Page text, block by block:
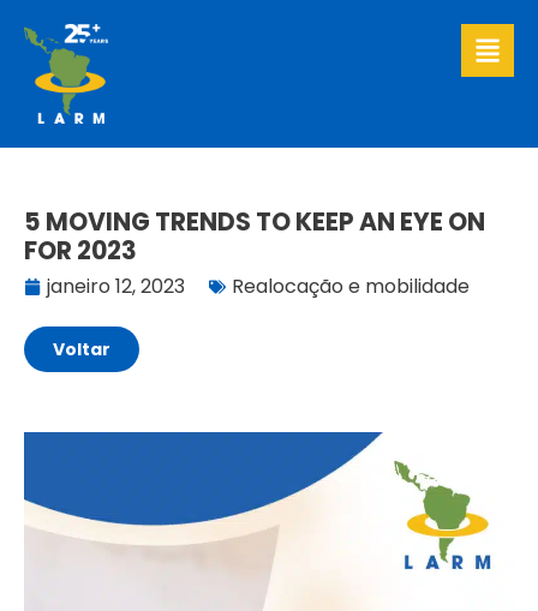
para
conteúdo
5 MOVING TRENDS TO KEEP AN EYE ON
FOR 2023
janeiro 12, 2023 Realocação e mobilidade
Voltar